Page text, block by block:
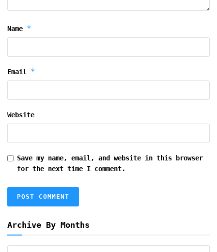
Name *
Email *
Website
Save my name, email, and website in this browser
for the next time I comment.
Archive By Months
Archive